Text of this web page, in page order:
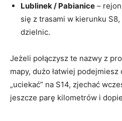
Lublinek / Pabianice –
się z trasami w kierunku
dzielnic.
Jeżeli połączysz te nazwy z
mapy, dużo łatwiej
„uciekać” na S14, zjechać
jeszcze parę kilometrów i